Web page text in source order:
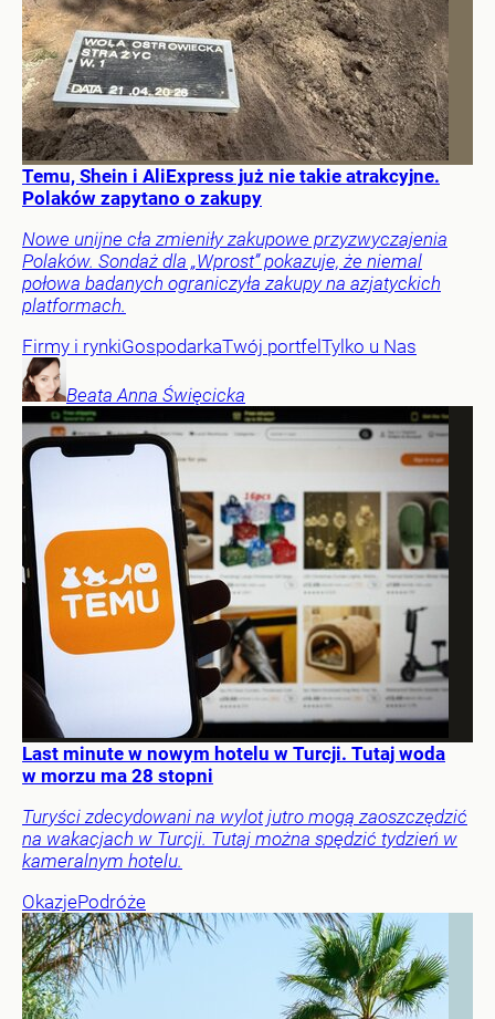
Temu, Shein i AliExpress już nie takie atrakcyjne.
Polaków zapytano o zakupy
Nowe unijne cła zmieniły zakupowe przyzwyczajenia
Polaków. Sondaż dla „Wprost” pokazuje, że niemal
połowa badanych ograniczyła zakupy na azjatyckich
platformach.
Firmy i rynkiGospodarkaTwój portfel Tylko u Nas
Beata Anna Święcicka
Last minute w nowym hotelu w Turcji. Tutaj woda
w morzu ma 28 stopni
Turyści zdecydowani na wylot jutro mogą zaoszczędzić
na wakacjach w Turcji. Tutaj można spędzić tydzień w
kameralnym hotelu.
OkazjePodróże